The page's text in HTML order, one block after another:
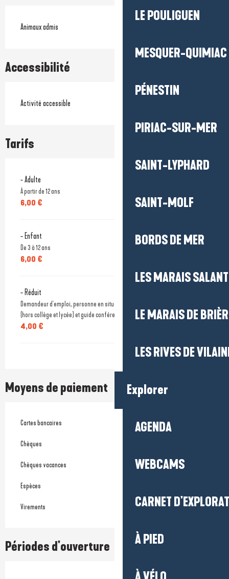
LE POULIGUEN
MESQUER-QUIMIAC
PÉNESTIN
PIRIAC-SUR-MER
SAINT-LYPHARD
SAINT-MOLF
BORDS DE MER
LES MARAIS
LE MARAIS DE
LES RIVES DE
Explorer
AGENDA
WEBCAMS
CARNET
À PIED
Animaux admis
Accessibilité
Activité accessible
Tarifs
- Adulte
À partir de 12 ans
6,00 €
- Enfant
De 3 à 12 ans
6,00 €
- Réduit
Demandeur d'emploi, personne en situation de handicap, étudiants -25 ans
(hors collège et lycée) et guide conférencier sur présentation d'un justificatif.
4,00 €
Moyens de paiement
Cartes bancaires
Chèques
Chèques vacances
Espèces
Virements
Périodes d'ouverture